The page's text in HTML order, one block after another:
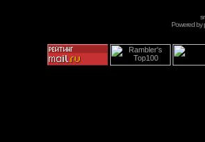
Powered by